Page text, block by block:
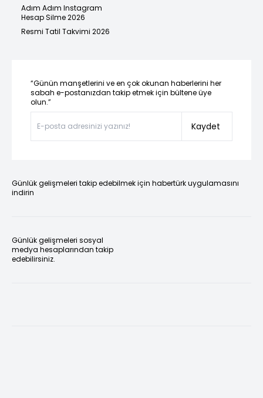
Adım Adım Instagram
Hesap Silme 2026
Resmi Tatil Takvimi 2026
“Günün manşetlerini ve en çok okunan haberlerini her
sabah e-postanızdan takip etmek için bültene üye
olun.”
Kaydet
Günlük gelişmeleri takip edebilmek için habertürk uygulamasını
indirin
Günlük gelişmeleri sosyal
medya hesaplarından takip
edebilirsiniz.